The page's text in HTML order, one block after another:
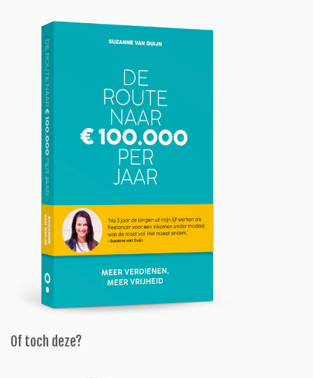
Of toch deze?